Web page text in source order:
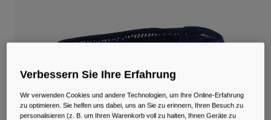
Gürtel & Hüfttaschen
Fahrradtaschen
Verbessern Sie Ihre Erfahrung
Wir verwenden Cookies und andere Technologien, um Ihre Online-Erfahrung
zu optimieren. Sie helfen uns dabei, uns an Sie zu erinnern, Ihren Besuch zu
personalisieren (z. B. um Ihren Warenkorb voll zu halten, Ihnen Geräte zu